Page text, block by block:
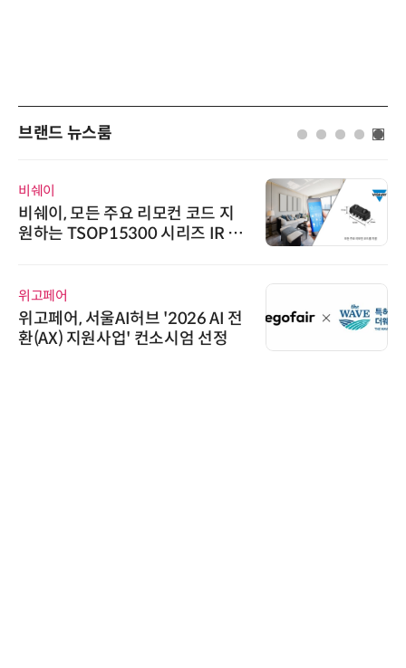
브랜드 뉴스룸
비쉐이
비쉐이, 모든 주요 리모컨 코드 지
원하는 TSOP15300 시리즈 IR 수
위고페어
위고페어, 서울AI허브 '2026 AI 전
환(AX) 지원사업' 컨소시엄 선정